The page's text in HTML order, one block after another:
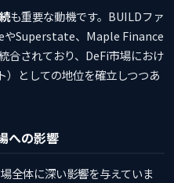
も重要な動機です。BUILDファ
やSuperstate、Maple Finance
合されており、DeFi市場におけ
）としての地位を確立しつつあ
への影響
全体に深い影響を与えていま